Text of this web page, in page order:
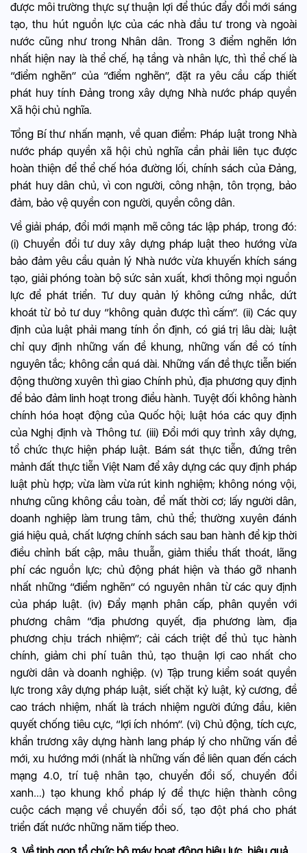
được môi trường thực sự thuận lợi để thúc đẩy đổi mới sáng
tạo, thu hút nguồn lực của các nhà đầu tư trong và ngoài
nước cũng như trong Nhân dân. Trong 3 điểm nghẽn lớn
nhất hiện nay là thể chế, hạ tầng và nhân lực, thì thể chế là
“điểm nghẽn” của “điểm nghẽn”, đặt ra yêu cầu cấp thiết
phát huy tính Đảng trong xây dựng Nhà nước pháp quyền
Xã hội chủ nghĩa.
Tổng Bí thư nhấn mạnh, về quan điểm: Pháp luật trong Nhà
nước pháp quyền xã hội chủ nghĩa cần phải liên tục được
hoàn thiện để thể chế hóa đường lối, chính sách của Đảng,
phát huy dân chủ, vì con người, công nhận, tôn trọng, bảo
đảm, bảo vệ quyền con người, quyền công dân.
Về giải pháp, đổi mới mạnh mẽ công tác lập pháp, trong đó:
(i) Chuyển đổi tư duy xây dựng pháp luật theo hướng vừa
bảo đảm yêu cầu quản lý Nhà nước vừa khuyến khích sáng
tạo, giải phóng toàn bộ sức sản xuất, khơi thông mọi nguồn
lực để phát triển. Tư duy quản lý không cứng nhắc, dứt
khoát từ bỏ tư duy “không quản được thì cấm”. (ii) Các quy
định của luật phải mang tính ổn định, có giá trị lâu dài; luật
chỉ quy định những vấn đề khung, những vấn đề có tính
nguyên tắc; không cần quá dài. Những vấn đề thực tiễn biến
động thường xuyên thì giao Chính phủ, địa phương quy định
để bảo đảm linh hoạt trong điều hành. Tuyệt đối không hành
chính hóa hoạt động của Quốc hội; luật hóa các quy định
của Nghị định và Thông tư. (iii) Đổi mới quy trình xây dựng,
tổ chức thực hiện pháp luật. Bám sát thực tiễn, đứng trên
mảnh đất thực tiễn Việt Nam để xây dựng các quy định pháp
luật phù hợp; vừa làm vừa rút kinh nghiệm; không nóng vội,
nhưng cũng không cầu toàn, để mất thời cơ; lấy người dân,
doanh nghiệp làm trung tâm, chủ thể; thường xuyên đánh
giá hiệu quả, chất lượng chính sách sau ban hành để kịp thời
điều chỉnh bất cập, mâu thuẫn, giảm thiểu thất thoát, lãng
phí các nguồn lực; chủ động phát hiện và tháo gỡ nhanh
nhất những “điểm nghẽn” có nguyên nhân từ các quy định
của pháp luật. (iv) Đẩy mạnh phân cấp, phân quyền với
phương châm “địa phương quyết, địa phương làm, địa
phương chịu trách nhiệm”; cải cách triệt để thủ tục hành
chính, giảm chi phí tuân thủ, tạo thuận lợi cao nhất cho
người dân và doanh nghiệp. (v) Tập trung kiểm soát quyền
lực trong xây dựng pháp luật, siết chặt kỷ luật, kỷ cương, đề
cao trách nhiệm, nhất là trách nhiệm người đứng đầu, kiên
quyết chống tiêu cực, “lợi ích nhóm”. (vi) Chủ động, tích cực,
khẩn trương xây dựng hành lang pháp lý cho những vấn đề
mới, xu hướng mới (nhất là những vấn đề liên quan đến cách
mạng 4.0, trí tuệ nhân tạo, chuyển đổi số, chuyển đổi
xanh…) tạo khung khổ pháp lý để thực hiện thành công
cuộc cách mạng về chuyển đổi số, tạo đột phá cho phát
triển đất nước những năm tiếp theo.